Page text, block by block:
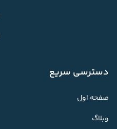
دسترسی سریع
صفحه اول
وبلاگ